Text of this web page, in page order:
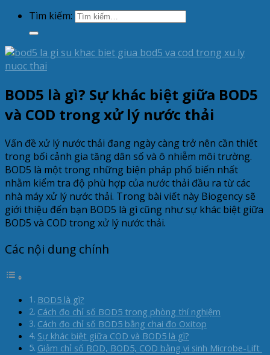
Tìm kiếm:
BOD5 là gì? Sự khác biệt giữa BOD5
và COD trong xử lý nước thải
Vấn đề xử lý nước thải đang ngày càng trở nên cần thiết
trong bối cảnh gia tăng dân số và ô nhiễm môi trường.
BOD5 là một trong những biện pháp phổ biến nhất
nhằm kiểm tra độ phù hợp của nước thải đầu ra từ các
nhà máy xử lý nước thải. Trong bài viết này Biogency sẽ
giới thiệu đến bạn BOD5 là gì cũng như sự khác biệt giữa
BOD5 và COD trong xử lý nước thải.
Các nội dung chính
BOD5 là gì?
Cách đo chỉ số BOD5 trong phòng thí nghiệm
Cách đo chỉ số BOD5 bằng chai đo Oxitop
Sự khác biệt giữa COD và BOD5 là gì?
Giảm chỉ số BOD, BOD5, COD bằng vi sinh Microbe-Lift